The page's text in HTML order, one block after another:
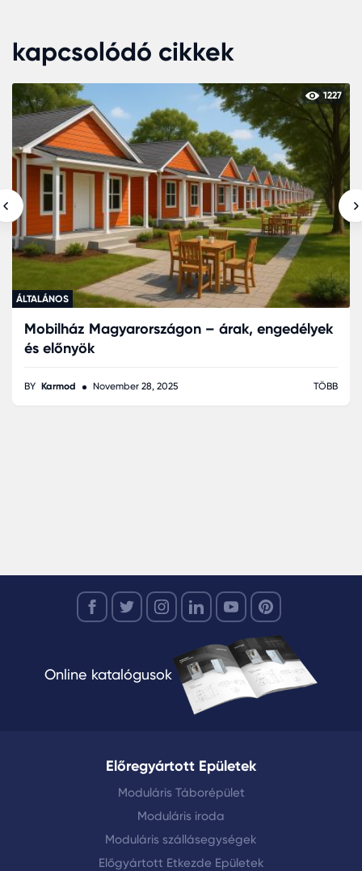
kapcsolódó cikkek
1227
TÖBB
ÁLTALÁNOS
Irodakonténer – a modern mobil iroda
BY Karmod November 28, 2025
Online katalógusok
Előregyártott Epületek
Moduláris Táborépület
Moduláris iroda
Moduláris szállásegységek
Előgyártott Etkezde Epületek